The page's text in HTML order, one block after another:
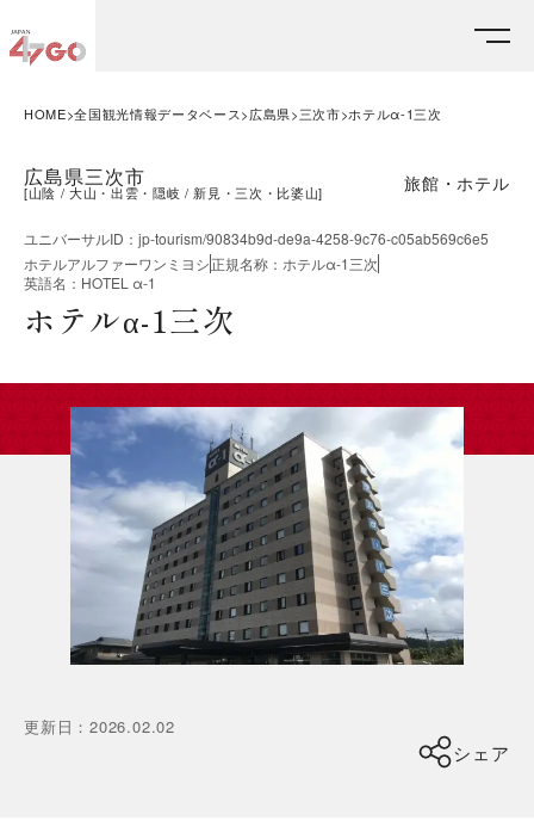
HOME 全国観光情報データベース 広島県 三次市 ホテルα-1三次
広島県三次市
[山陰 大山・出雲・隠岐 新見・三次・比婆山] 旅館・ホテル
ユニバーサルID ： jp-tourism/90834b9d-de9a-4258-9c76-c05ab569c6e5
ホテルアルファーワンミヨシ正規名称 ： ホテルα-1三次
英語名 ： HOTEL α-1
ホテルα-1三次
更新日 ：2026.02.02
シェア